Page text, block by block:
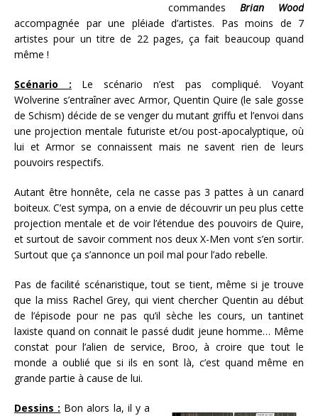
commandes Brian Wood
accompagnée par une pléiade d’artistes. Pas moins de 7
artistes pour un titre de 22 pages, ça fait beaucoup quand
même !
Scénario : Le scénario n’est pas compliqué. Voyant
Wolverine s’entraîner avec Armor, Quentin Quire (le sale gosse
de Schism) décide de se venger du mutant griffu et l’envoi dans
une projection mentale futuriste et/ou post-apocalyptique, où
lui et Armor se connaissent mais ne savent rien de leurs
pouvoirs respectifs.
Autant être honnête, cela ne casse pas 3 pattes à un canard
boiteux. C’est sympa, on a envie de découvrir un peu plus cette
projection mentale et de voir l’étendue des pouvoirs de Quire,
et surtout de savoir comment nos deux X-Men vont s’en sortir.
Surtout que ça s’annonce un poil mal pour l’ado rebelle.
Pas de facilité scénaristique, tout se tient, même si je trouve
que la miss Rachel Grey, qui vient chercher Quentin au début
de l’épisode pour ne pas qu’il sèche les cours, un tantinet
laxiste quand on connait le passé dudit jeune homme… Même
constat pour l’alien de service, Broo, à croire que tout le
monde a oublié que si ils en sont là, c’est quand même en
grande partie à cause de lui.
Dessins : Bon alors la, il y a